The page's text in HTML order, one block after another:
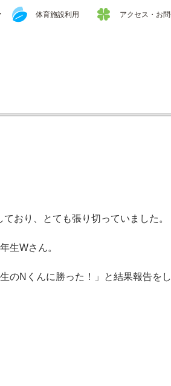
体育施設利用 アクセス・お
おり、とても張り切っていました。
生Wさん。
のNくんに勝った！」と結果報告を